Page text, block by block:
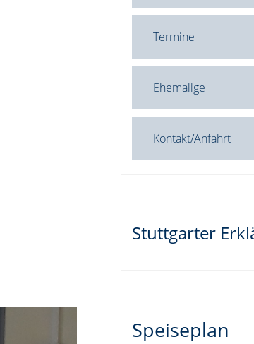
Termine
Ehemalige
Kontakt/Anfahrt
Stuttgarter
Speiseplan